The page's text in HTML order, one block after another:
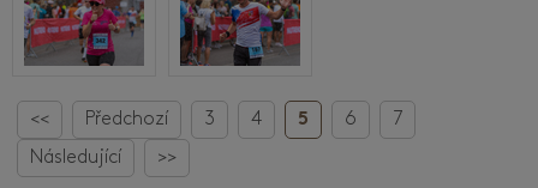
<< Předchozí 3 4 5 6
7
Následující
>>